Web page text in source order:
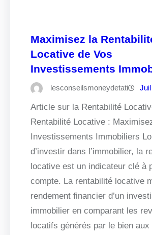
Maximisez la
Locative de Vos
Investissements
lesconseilsmoneydetati
Article sur la Rentabilité
Rentabilité Locative :
Investissements Immobiliers
d’investir dans l’immobilier, la
locative est un indicateur clé à
compte. La rentabilité locative
rendement financier d’un
immobilier en comparant les
locatifs générés par le bien aux